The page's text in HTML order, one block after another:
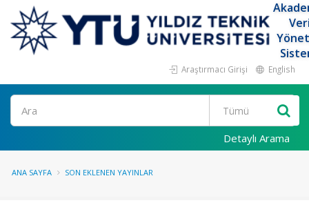
Araştırmacı Girişi English
Ara
Detaylı Arama
ANA SAYFA SON EKLENEN YAYINLAR